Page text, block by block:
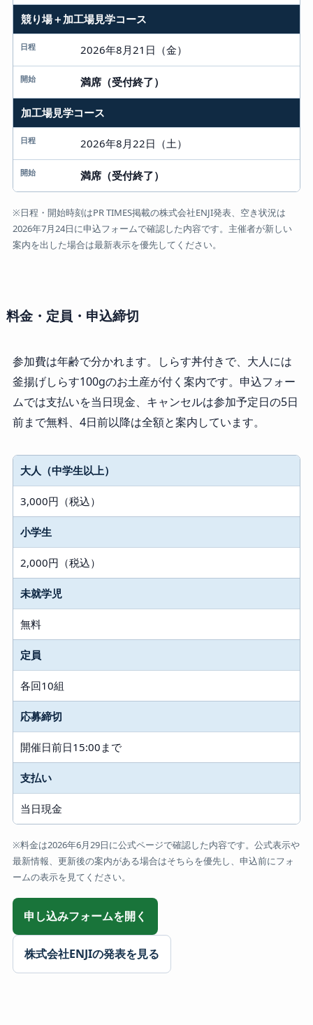
競り場＋加工場見学コース
2026年8月21日（金）
満席（受付終了）
加工場見学コース
2026年8月22日（土）
満席（受付終了）
※日程・開始時刻はPR TIMES掲載の株式会社ENJI発表、空き状況は
2026年7月24日に申込フォームで確認した内容です。主催者が新しい
案内を出した場合は最新表示を優先してください。
料金・定員・申込締切
参加費は年齢で分かれます。しらす丼付きで、大人には
釜揚げしらす100gのお土産が付く案内です。申込フォー
ムでは支払いを当日現金、キャンセルは参加予定日の5日
前まで無料、4日前以降は全額と案内しています。
大人（中学生以上）
3,000円（税込）
小学生
2,000円（税込）
未就学児
無料
定員
各回10組
応募締切
開催日前日15:00まで
支払い
当日現金
※料金は2026年6月29日に公式ページで確認した内容です。公式表示や
最新情報、更新後の案内がある場合はそちらを優先し、申込前にフォ
ームの表示を見てください。
申し込みフォームを開く
株式会社ENJIの発表を見る